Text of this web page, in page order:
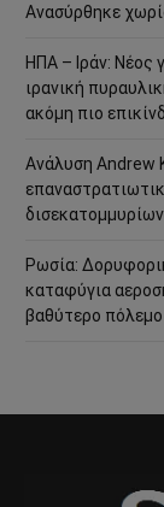
Ανασύρθηκε
ΗΠΑ – Ιράν: Νέος
ιρανική
ακόμη πιο
Ανάλυση Andrew
Ρωσία:
καταφύγια
βαθύτερο